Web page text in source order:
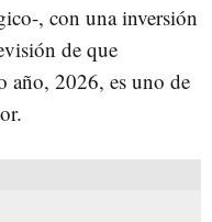
, con una inversión
de que
año, 2026, es uno de